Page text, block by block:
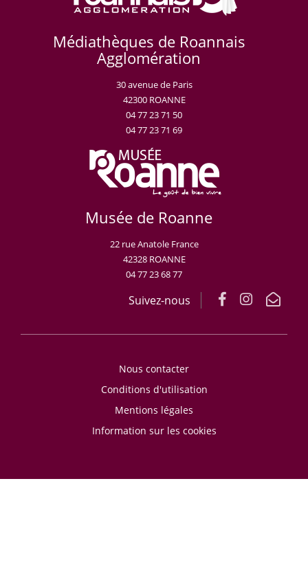
Médiathèques de Roannais
Agglomération
30 avenue de Paris
42300 ROANNE
04 77 23 71 50
04 77 23 71 69
Musée de Roanne
22 rue Anatole France
42328 ROANNE
04 77 23 68 77
Suivez-nous
Nous contacter
Conditions d'utilisation
Mentions légales
Information sur les cookies